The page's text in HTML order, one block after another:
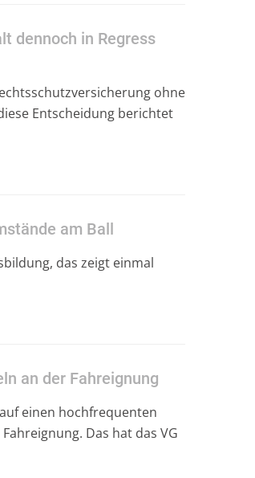
dennoch in Regress
ohne
Entscheidung berichtet
am Ball
das zeigt einmal
an der Fahreignung
einen hochfrequenten
Das hat das VG